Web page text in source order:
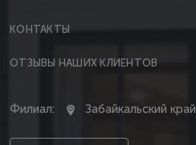
КОНТАКТЫ
ОТЗЫВЫ НАШИХ КЛИЕНТОВ
Филиал: Забайкальский край